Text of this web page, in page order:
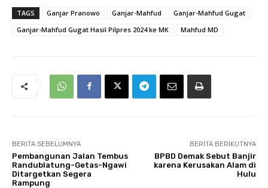
TAGS Ganjar Pranowo Ganjar-Mahfud
Ganjar-Mahfud Gugat
Ganjar-Mahfud Gugat Hasil Pilpres 2024 ke MK
Mahfud MD
BERITA SEBELUMNYA
Pembangunan Jalan Tembus
Randublatung-Getas-Ngawi
Ditargetkan Segera
Rampung
BERITA BERIKUTNYA
BPBD Demak Sebut Banjir
karena Kerusakan Alam di
Hulu